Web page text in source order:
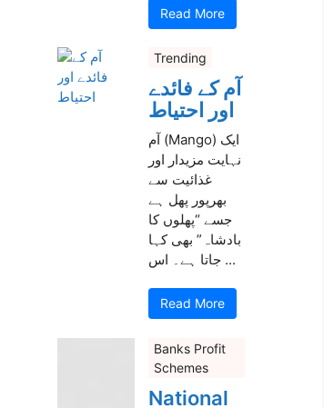
Read More
Trending
آم کے فائدے
اور احتیاط
آم (Mango) ایک
نہایت مزیدار اور
غذائیت سے
بھرپور پھل ہے
جسے “پھلوں کا
بادشاہ” بھی کہا
جاتا ہے۔ اس ...
Read More
Banks Profit
Schemes
National